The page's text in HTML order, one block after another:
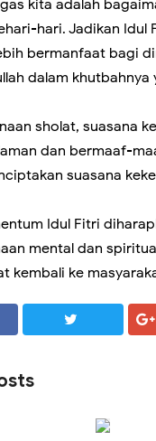
kita adalah
hari. Jadikan
bermanfaat bagi
dalam
sholat, suasana
dan bermaaf-
suasana
Idul Fitri
mental dan
kembali ke